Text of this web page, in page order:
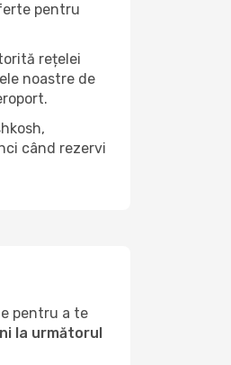
pentru
rețelei
noastre de
când rezervi
pentru a te
la următorul